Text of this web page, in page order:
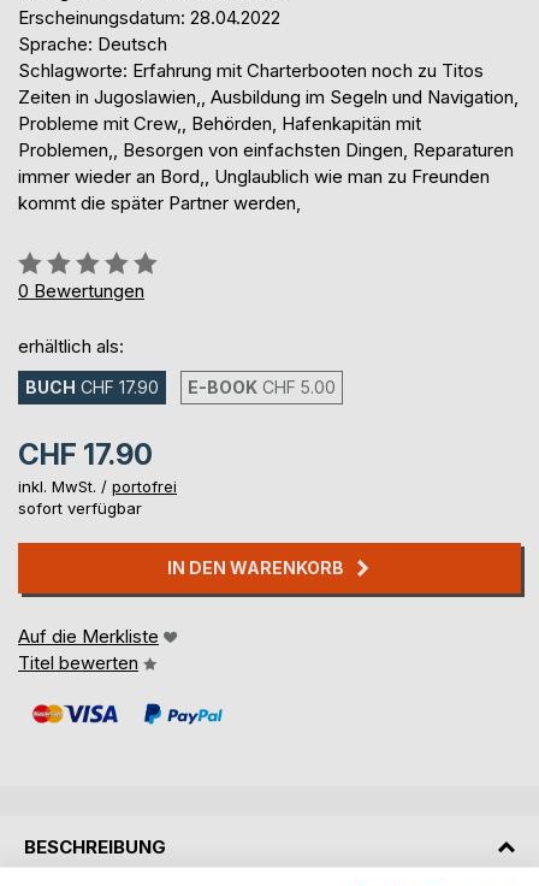
Erscheinungsdatum: 28.04.2022
Sprache: Deutsch
Schlagworte: Erfahrung mit Charterbooten noch zu Titos
Zeiten in Jugoslawien,, Ausbildung im Segeln und Navigation,
Probleme mit Crew,, Behörden, Hafenkapitän mit
Problemen,, Besorgen von einfachsten Dingen, Reparaturen
immer wieder an Bord,, Unglaublich wie man zu Freunden
kommt die später Partner werden,
Bewertung::
0%
0 Bewertungen
erhältlich als:
BUCH CHF 17.90 E-BOOK CHF 5.00
CHF 17.90
inkl. MwSt. / portofrei
sofort verfügbar
IN DEN WARENKORB
Auf die Merkliste
Titel bewerten
BESCHREIBUNG